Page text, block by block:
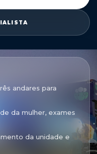
andares para
da mulher, exames
da unidade e